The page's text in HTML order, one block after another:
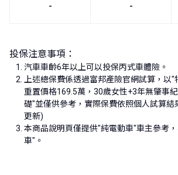
- -
投保注意事項：
汽車車齡6年以上可以投保丙式車體險。
上述總保費係透過富邦產險官網試算，以
重置價格169.5萬，30歲女性+3年無肇事
礎"並僅供參考，實際保費依照個人試算結
更新)
本商品說明頁僅提供"純電動車"車主參考
車"。